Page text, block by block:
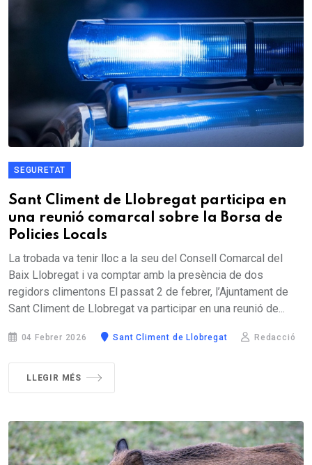
SEGURETAT
Sant Climent de Llobregat participa en
una reunió comarcal sobre la Borsa de
Policies Locals
La trobada va tenir lloc a la seu del Consell Comarcal del
Baix Llobregat i va comptar amb la presència de dos
regidors climentons El passat 2 de febrer, l’Ajuntament de
Sant Climent de Llobregat va participar en una reunió de...
04 Febrer 2026 Sant Climent de Llobregat Redacció
LLEGIR MÉS